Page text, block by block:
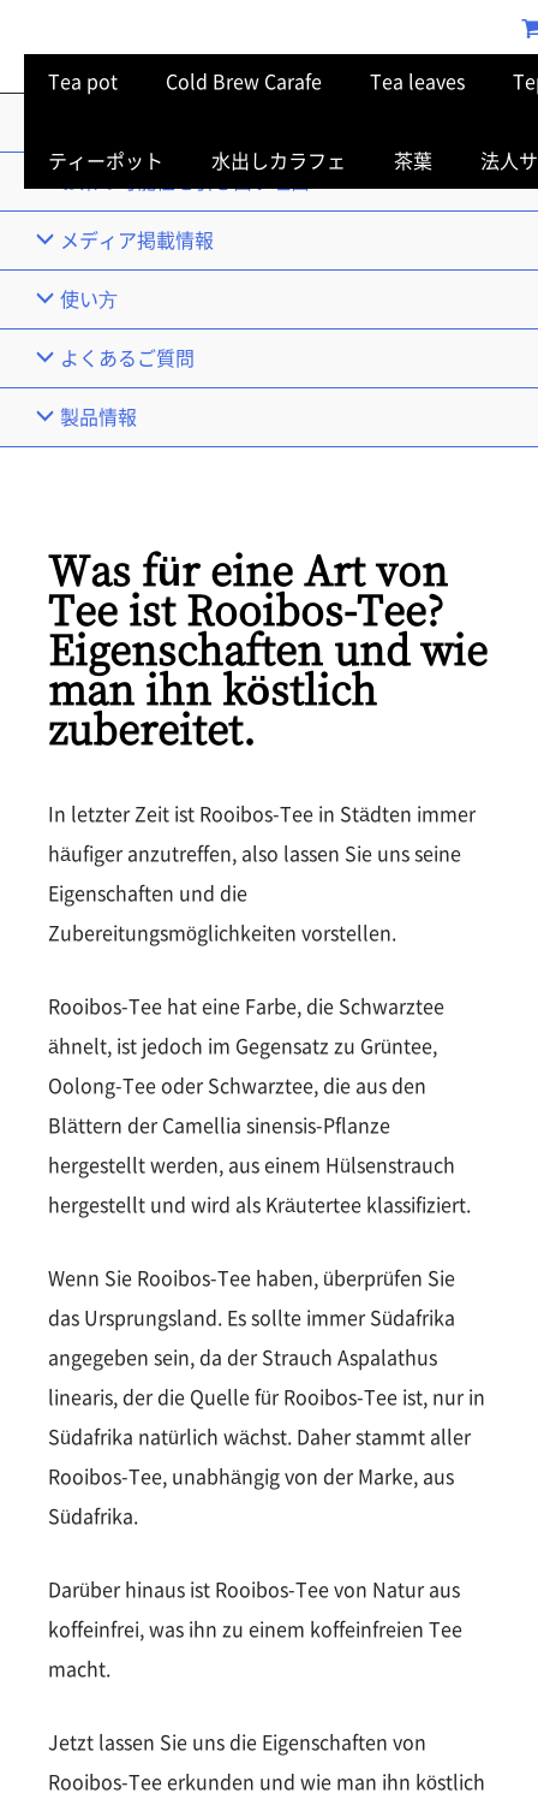
メディア掲載情報
使い⽅
よくあるご質問
製品情報
Tea pot Cold Brew Carafe Tea leaves
ティーポット 水出しカラフェ 茶葉 法人
Was für eine Art von
Tee ist Rooibos-Tee?
Eigenschaften und wie
man ihn köstlich
zubereitet.
In letzter Zeit ist Rooibos-Tee in Städten immer
häufiger anzutreffen, also lassen Sie uns seine
Eigenschaften und die
Zubereitungsmöglichkeiten vorstellen.
Rooibos-Tee hat eine Farbe, die Schwarztee
ähnelt, ist jedoch im Gegensatz zu Grüntee,
Oolong-Tee oder Schwarztee, die aus den
Blättern der Camellia sinensis-Pflanze
hergestellt werden, aus einem Hülsenstrauch
hergestellt und wird als Kräutertee klassifiziert.
Wenn Sie Rooibos-Tee haben, überprüfen Sie
das Ursprungsland. Es sollte immer Südafrika
angegeben sein, da der Strauch Aspalathus
linearis, der die Quelle für Rooibos-Tee ist, nur in
Südafrika natürlich wächst. Daher stammt aller
Rooibos-Tee, unabhängig von der Marke, aus
Südafrika.
Darüber hinaus ist Rooibos-Tee von Natur aus
koffeinfrei, was ihn zu einem koffeinfreien Tee
macht.
Jetzt lassen Sie uns die Eigenschaften von
Rooibos-Tee erkunden und wie man ihn köstlich